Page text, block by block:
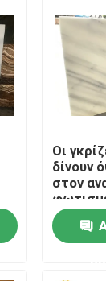
Οι
δίνουν
στον
άσπρο
Stone